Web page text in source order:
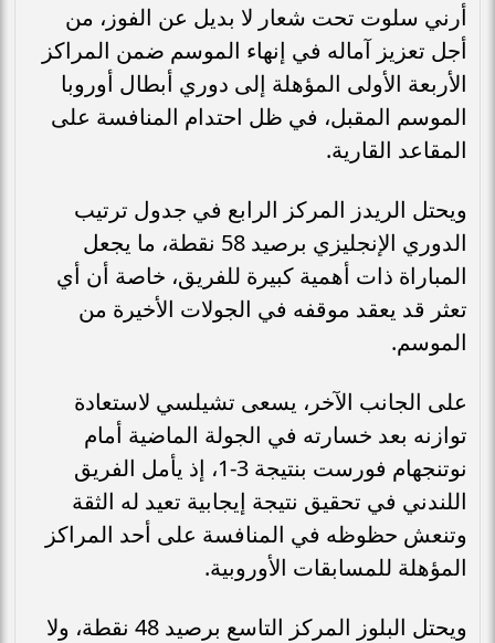
أرني سلوت تحت شعار لا بديل عن الفوز، من
أجل تعزيز آماله في إنهاء الموسم ضمن المراكز
الأربعة الأولى المؤهلة إلى دوري أبطال أوروبا
الموسم المقبل، في ظل احتدام المنافسة على
المقاعد القارية.
ويحتل الريدز المركز الرابع في جدول ترتيب
الدوري الإنجليزي برصيد 58 نقطة، ما يجعل
المباراة ذات أهمية كبيرة للفريق، خاصة أن أي
تعثر قد يعقد موقفه في الجولات الأخيرة من
الموسم.
على الجانب الآخر، يسعى تشيلسي لاستعادة
توازنه بعد خسارته في الجولة الماضية أمام
نوتنجهام فورست بنتيجة 3-1، إذ يأمل الفريق
اللندني في تحقيق نتيجة إيجابية تعيد له الثقة
وتنعش حظوظه في المنافسة على أحد المراكز
المؤهلة للمسابقات الأوروبية.
ويحتل البلوز المركز التاسع برصيد 48 نقطة، ولا